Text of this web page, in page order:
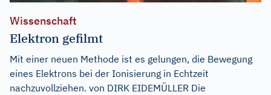
Wissenschaft
Elektron gefilmt
Mit einer neuen Methode ist es gelungen, die Bewegung
eines Elektrons bei der Ionisierung in Echtzeit
nachzuvollziehen. von DIRK EIDEMÜLLER Die